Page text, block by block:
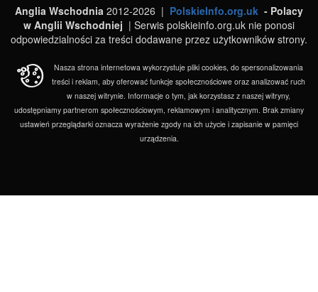
Anglia Wschodnia 2012-2026 | PolskieInfo.org.uk - Polacy
w Anglii Wschodniej | Serwis polskieinfo.org.uk nie ponosi
odpowiedzialności za treści dodawane przez użytkowników strony.
Nasza strona internetowa wykorzystuje pliki cookies, do spersonalizowania
treści i reklam, aby oferować funkcje społecznościowe oraz analizować ruch
w naszej witrynie. Informacje o tym, jak korzystasz z naszej witryny,
udostępniamy partnerom społecznościowym, reklamowym i analitycznym. Brak zmiany
ustawień przeglądarki oznacza wyrażenie zgody na ich użycie i zapisanie w pamięci
urządzenia.